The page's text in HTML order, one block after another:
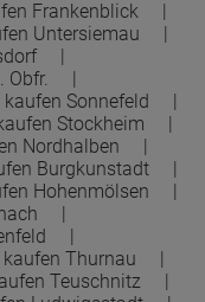
Frankenblick
Untersiemau
Obfr.
kaufen Sonnefeld
Stockheim
Nordhalben
Burgkunstadt
Hohenmölsen
kaufen Thurnau
Teuschnitz